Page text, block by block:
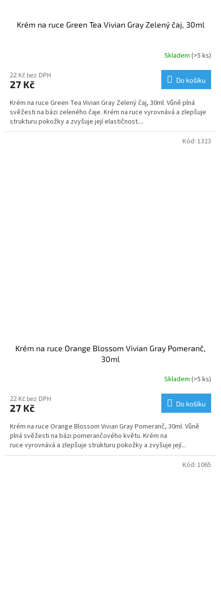
Krém na ruce Green Tea Vivian Gray Zelený čaj, 30ml
Skladem (>5 ks)
22 Kč bez DPH
27 Kč Do košíku
Krém na ruce Green Tea Vivian Gray Zelený čaj, 30ml. Vůně plná
svěžesti na bázi zeleného čaje. Krém na ruce vyrovnává a zlepšuje
strukturu pokožky a zvyšuje její elastičnost....
Krém na ruce Orange Blossom Vivian Gray Pomeranč,
30ml
Skladem (>5 ks)
22 Kč bez DPH
27 Kč Do košíku
Krém na ruce Orange Blossom Vivian Gray Pomeranč, 30ml. Vůně
plná svěžesti na bázi pomerančového květu. Krém na
ruce vyrovnává a zlepšuje strukturu pokožky a zvyšuje její...
Kód: 1323
Kód: 1065